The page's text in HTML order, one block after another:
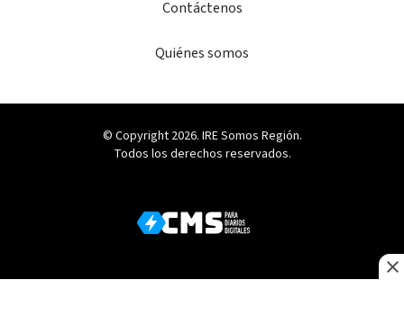
Contáctenos
Quiénes somos
© Copyright 2026. IRE Somos Región.
Todos los derechos reservados.